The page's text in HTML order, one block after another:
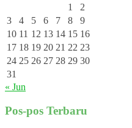
1
2
3
4 5 6 7 8
9
10 11 12 13 14 15 16
17 18 19 20 21 22 23
24 25 26 27 28 29 30
31
« Jun
Pos-pos Terbaru